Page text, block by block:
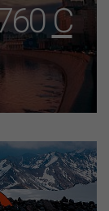
C